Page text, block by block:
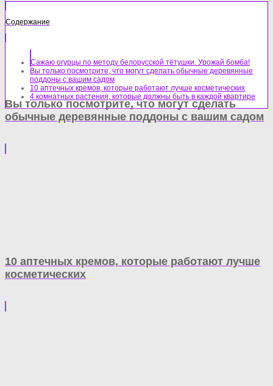
Содержание
Сажаю огурцы по методу белорусской тётушки. Урожай бомба!
Вы только посмотрите, что могут сделать обычные деревянные
поддоны с вашим садом
10 аптечных кремов, которые работают лучше косметических
4 комнатных растения, которые должны быть в каждой квартире
Вы только посмотрите, что могут сделать
обычные деревянные поддоны с вашим садом
10 аптечных кремов, которые работают лучше
косметических